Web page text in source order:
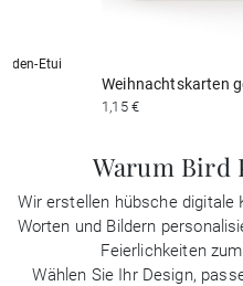
Etui
Weihnachtskarten
1,15 €
Warum Bird
Wir erstellen hübsche digitale
Worten und Bildern
Feierlichkeiten
Wählen Sie Ihr Design,